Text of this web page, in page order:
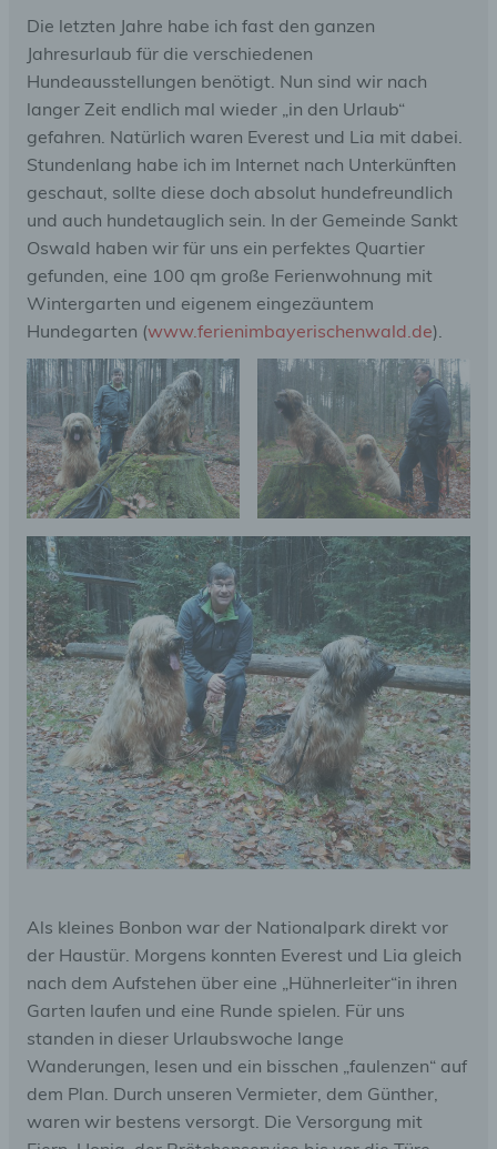
Die letzten Jahre habe ich fast den ganzen
Jahresurlaub für die verschiedenen
Hundeausstellungen benötigt. Nun sind wir nach
langer Zeit endlich mal wieder „in den Urlaub“
gefahren. Natürlich waren Everest und Lia mit dabei.
Stundenlang habe ich im Internet nach Unterkünften
geschaut, sollte diese doch absolut hundefreundlich
und auch hundetauglich sein. In der Gemeinde Sankt
Oswald haben wir für uns ein perfektes Quartier
gefunden, eine 100 qm große Ferienwohnung mit
Wintergarten und eigenem eingezäuntem
Hundegarten (www.ferienimbayerischenwald.de).
Als kleines Bonbon war der Nationalpark direkt vor
der Haustür. Morgens konnten Everest und Lia gleich
nach dem Aufstehen über eine „Hühnerleiter“in ihren
Garten laufen und eine Runde spielen. Für uns
standen in dieser Urlaubswoche lange
Wanderungen, lesen und ein bisschen „faulenzen“ auf
dem Plan. Durch unseren Vermieter, dem Günther,
waren wir bestens versorgt. Die Versorgung mit